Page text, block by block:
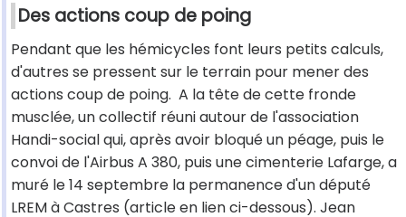
Des actions coup de poing
Pendant que les hémicycles font leurs petits calculs,
d'autres se pressent sur le terrain pour mener des
actions coup de poing. A la tête de cette fronde
musclée, un collectif réuni autour de l'association
Handi-social qui, après avoir bloqué un péage, puis le
convoi de l'Airbus A 380, puis une cimenterie Lafarge, a
muré le 14 septembre la permanence d'un député
LREM à Castres (article en lien ci-dessous). Jean